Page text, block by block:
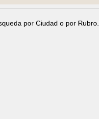
por Ciudad o por Rubro.